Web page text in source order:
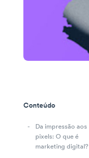
Conteúdo
Da impressão aos
pixels: O que é
marketing digital?